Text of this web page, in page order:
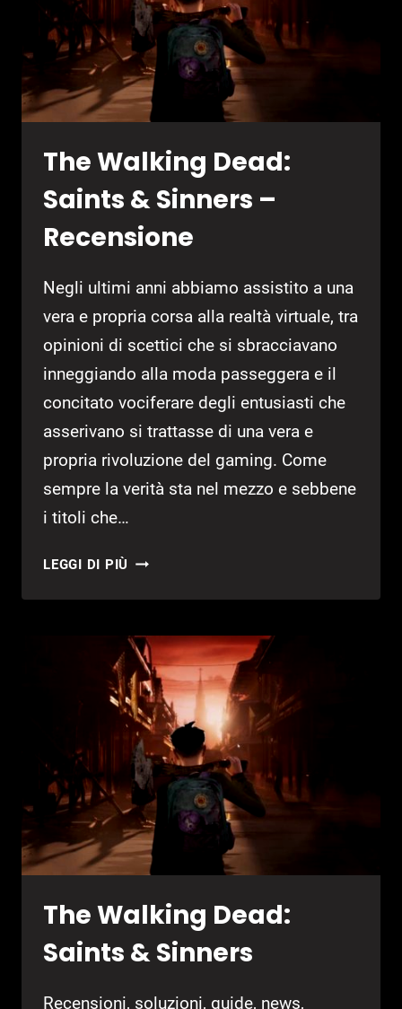
PSVR
The Walking Dead:
Saints & Sinners –
Recensione
Negli ultimi anni abbiamo assistito a una
vera e propria corsa alla realtà virtuale, tra
opinioni di scettici che si sbracciavano
inneggiando alla moda passeggera e il
concitato vociferare degli entusiasti che
asserivano si trattasse di una vera e
propria rivoluzione del gaming. Come
sempre la verità sta nel mezzo e sebbene
i titoli che…
LEGGI DI PIÙ THE
DEAD:
&
SINNERS
–
RECENSIONE
The Walking Dead:
Saints & Sinners
Recensioni, soluzioni, guide, news,